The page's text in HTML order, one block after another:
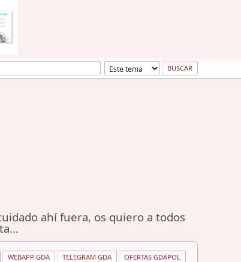
ahí fuera, os quiero a todos
WEBAPP GDA TELEGRAM GDA OFERTAS GDAPOL